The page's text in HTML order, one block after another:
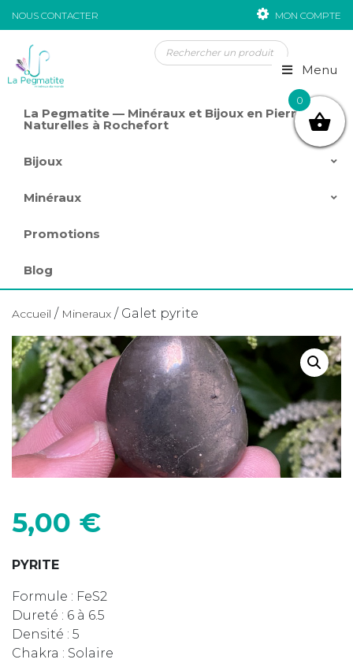
NOUS CONTACTER MON COMPTE
Passer au contenu
Menu
La Pegmatite — Minéraux et Bijoux en Pierres
Naturelles à Rochefort
Bijoux
Minéraux
Promotions
Blog
Accueil / Mineraux / Galet pyrite
5,00 €
PYRITE
Formule : FeS2
Dureté : 6 à 6.5
Densité : 5
Chakra : Solaire
0